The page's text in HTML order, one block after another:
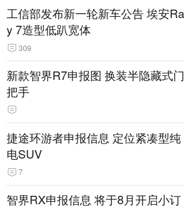
工信部发布新一轮新车公告 埃安Ra
y 7造型低趴宽体
309
新款智界R7申报图 换装半隐藏式门
把手
捷途环游者申报信息 定位紧凑型纯
电SUV
7
智界RX申报信息 将于8月开启小订